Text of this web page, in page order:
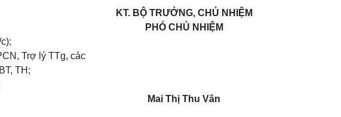
Trợ lý TTg, các
TH;
KT. BỘ TRƯỞNG, CHỦ NHIỆM
PHÓ CHỦ NHIỆM
Mai Thị Thu Vân